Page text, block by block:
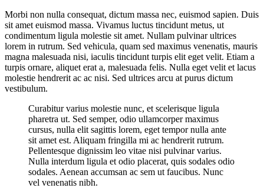
Morbi non nulla consequat, dictum massa nec, euismod sapien. Duis
sit amet euismod massa. Vivamus luctus tincidunt metus, ut
condimentum ligula molestie sit amet. Nullam pulvinar ultrices
lorem in rutrum. Sed vehicula, quam sed maximus venenatis, mauris
magna malesuada nisi, iaculis tincidunt turpis elit eget velit. Etiam a
turpis ornare, aliquet erat a, malesuada felis. Nulla eget velit et lacus
molestie hendrerit ac ac nisi. Sed ultrices arcu at purus dictum
vestibulum.
Curabitur varius molestie nunc, et scelerisque ligula
pharetra ut. Sed semper, odio ullamcorper maximus
cursus, nulla elit sagittis lorem, eget tempor nulla ante
sit amet est. Aliquam fringilla mi ac hendrerit rutrum.
Pellentesque dignissim leo vitae nisi pulvinar varius.
Nulla interdum ligula et odio placerat, quis sodales odio
sodales. Aenean accumsan ac sem ut faucibus. Nunc
vel venenatis nibh.